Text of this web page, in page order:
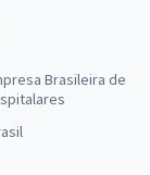
Brasileira de